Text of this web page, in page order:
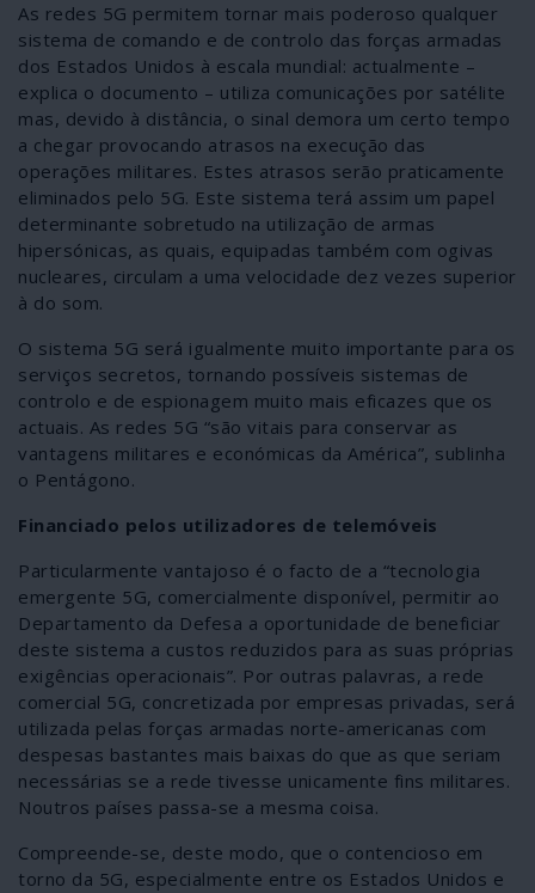
As redes 5G permitem tornar mais poderoso qualquer
sistema de comando e de controlo das forças armadas
dos Estados Unidos à escala mundial: actualmente –
explica o documento – utiliza comunicações por satélite
mas, devido à distância, o sinal demora um certo tempo
a chegar provocando atrasos na execução das
operações militares. Estes atrasos serão praticamente
eliminados pelo 5G. Este sistema terá assim um papel
determinante sobretudo na utilização de armas
hipersónicas, as quais, equipadas também com ogivas
nucleares, circulam a uma velocidade dez vezes superior
à do som.
O sistema 5G será igualmente muito importante para os
serviços secretos, tornando possíveis sistemas de
controlo e de espionagem muito mais eficazes que os
actuais. As redes 5G “são vitais para conservar as
vantagens militares e económicas da América”, sublinha
o Pentágono.
Financiado pelos utilizadores de telemóveis
Particularmente vantajoso é o facto de a “tecnologia
emergente 5G, comercialmente disponível, permitir ao
Departamento da Defesa a oportunidade de beneficiar
deste sistema a custos reduzidos para as suas próprias
exigências operacionais”. Por outras palavras, a rede
comercial 5G, concretizada por empresas privadas, será
utilizada pelas forças armadas norte-americanas com
despesas bastantes mais baixas do que as que seriam
necessárias se a rede tivesse unicamente fins militares.
Noutros países passa-se a mesma coisa.
Compreende-se, deste modo, que o contencioso em
torno da 5G, especialmente entre os Estados Unidos e